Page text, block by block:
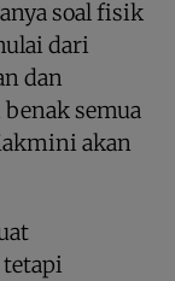
soal fisik
dari
dan
semua
akan